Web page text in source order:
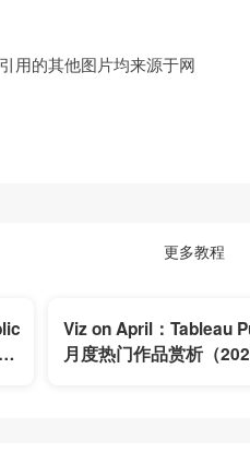
用的其他图片均来源于网
更多教程
5
Viz on April：Tableau
月度热门作品赏析（